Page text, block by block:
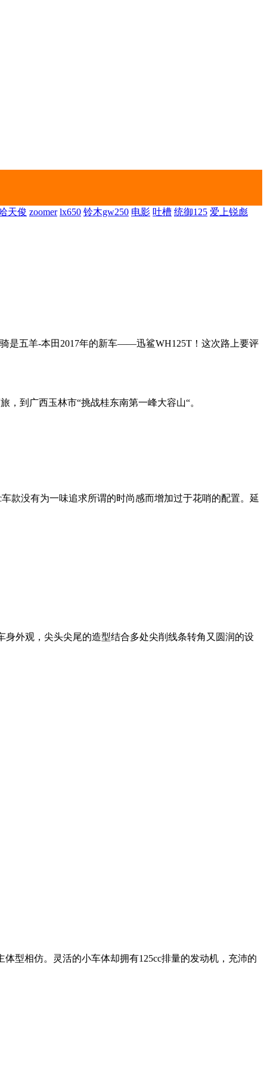
天俊 zoomer lx650 铃木gw250 电影 吐槽 统御125 爱上锐彪
是五羊-本田2017年的新车——迅鲨WH125T！这次路上要评
到广西玉林市“挑战桂东南第一峰大容山“。
款没有为一味追求所谓的时尚感而增加过于花哨的配置。延
外观，尖头尖尾的造型结合多处尖削线条转角又圆润的设
型相仿。灵活的小车体却拥有125cc排量的发动机，充沛的